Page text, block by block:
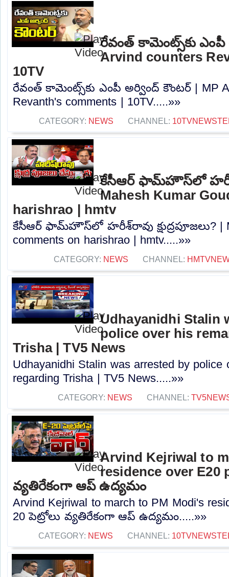
రేవంత్ కామెంట్స్‌కు ఎంపీ
Arvind counters
10TV
రేవంత్ కామెంట్స్‌కు ఎంపీ అర్వింద్ కౌంటర్ | MP
Revanth's comments | 10TV.....»»
CATEGORY: NEWS CHANNEL:
కేసీఆర్ ఫామ్‌హౌస్‌లో
Mahesh Kumar
harishrao | hmtv
కేసీఆర్ ఫామ్‌హౌస్‌లో హరీశ్‌రావు క్షుద్రపూజలు? |
comments on harishrao | hmtv.....»»
CATEGORY: NEWS CHANNEL:
Udhayanidhi Stalin
police over his
Trisha | TV5 News
Udhayanidhi Stalin was arrested by police
regarding Trisha | TV5 News.....»»
CATEGORY: NEWS CHANNEL:
Arvind Kejriwal to
residence over E20
వ్యతిరేకంగా ఆప్ ఉద్యమం
Arvind Kejriwal to march to PM Modi's
20 పెట్రోలు వ్యతిరేకంగా ఆప్ ఉద్యమం.....»»
CATEGORY: NEWS CHANNEL: